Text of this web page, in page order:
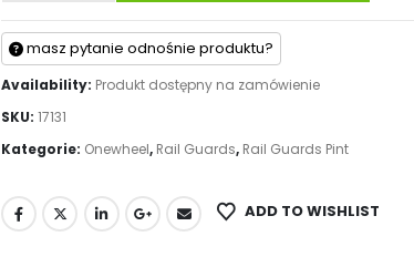
masz pytanie odnośnie produktu?
Availability: Produkt dostępny na zamówienie
SKU: 17131
Kategorie: Onewheel, Rail Guards, Rail Guards Pint
ADD TO WISHLIST